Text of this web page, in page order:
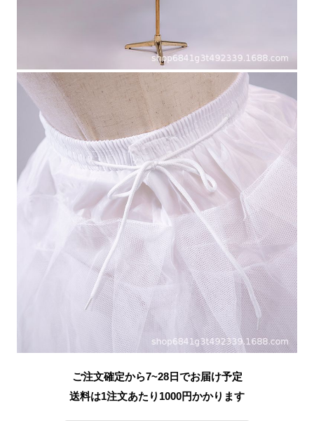
ご注文確定から7~28日でお届け予定
送料は1注文あたり 1000円かかります